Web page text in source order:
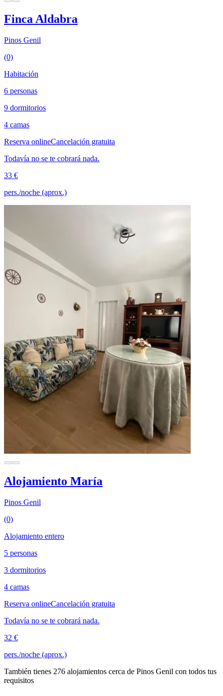
Finca Aldabra
Pinos Genil
(0)
Habitación
6 personas
9 dormitorios
4 camas
Reserva onlineCancelación gratuita
Todavía no se te cobrará nada.
33 €
pers./noche (aprox.)
Alojamiento María
Pinos Genil
(0)
Alojamiento entero
5 personas
3 dormitorios
4 camas
Reserva onlineCancelación gratuita
Todavía no se te cobrará nada.
32 €
pers./noche (aprox.)
También tienes 276 alojamientos cerca de Pinos Genil con todos tus
requisitos